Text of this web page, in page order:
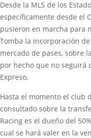
Desde la MLS de los
específicamente desde el
pusieron en marcha para
Tomba la incorporación
mercado de pases, sobre
por hecho que no seguirá
Expreso.
Hasta el momento el club
consultado sobre la
Racing es el dueño del
cual se hará valer en la